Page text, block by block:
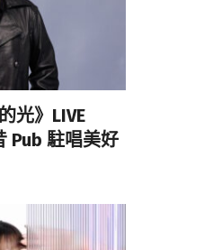
光》LIVE
Pub 駐唱美好